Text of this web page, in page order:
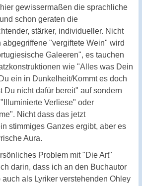
gewissermaßen die sprachliche
schon geraten die
stärker, individueller. Nicht
abgegriffene "vergiftete Wein" wird
Galeeren", es tauchen
wie "Alles was Dein
ein in Dunkelheit/Kommt es doch
Du nicht dafür bereit" auf sondern
Verliese" oder
Nicht dass das jetzt
stimmiges Ganzes ergibt, aber es
Aura.
Problem mit "Die Art"
darin, dass ich an den Buchautor
auch als Lyriker verstehenden Ohley